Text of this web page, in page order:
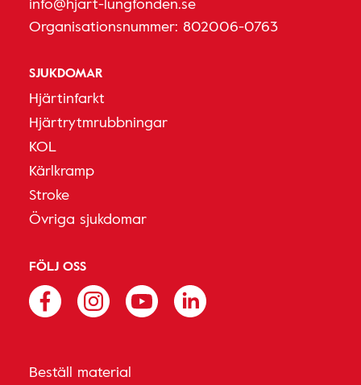
Organisationsnummer: 802006-0763
SJUKDOMAR
Hjärtinfarkt
Hjärtrytmrubbningar
KOL
Kärlkramp
Stroke
Övriga sjukdomar
FÖLJ OSS
Beställ material